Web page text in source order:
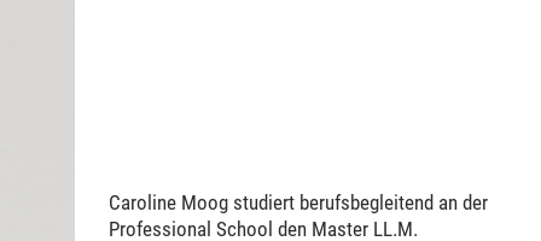
Caroline Moog studiert berufsbegleitend an der
Professional School den Master LL.M.